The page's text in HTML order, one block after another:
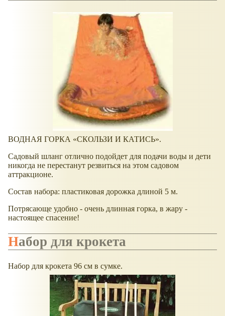
ВОДНАЯ ГОРКА СКОЛЬЗИ И КАТИСЬ .
Садовый шланг отлично подойдет для подачи воды и дети
никогда не перестанут резвиться на этом садовом
аттракционе.
Состав набора: пластиковая дорожка длиной 5 м.
Потрясающе удобно - очень длинная горка, в жару -
настоящее спасение!
Набор для крокета
Набор для крокета 96 см в сумке.